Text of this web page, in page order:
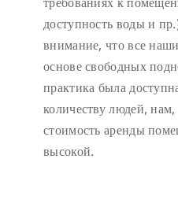
доступность воды и
внимание, что все
основе свободных
практика была
количеству людей,
стоимость аренды
высокой.